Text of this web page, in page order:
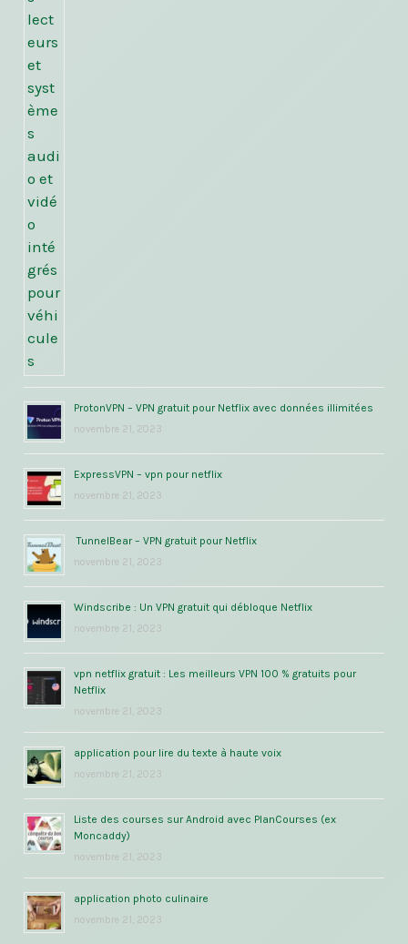
ProtonVPN – VPN gratuit pour Netflix avec données illimitées
novembre 21, 2023
ExpressVPN – vpn pour netflix
novembre 21, 2023
TunnelBear – VPN gratuit pour Netflix
novembre 21, 2023
Windscribe : Un VPN gratuit qui débloque Netflix
novembre 21, 2023
vpn netflix gratuit : Les meilleurs VPN 100 % gratuits pour
Netflix
novembre 21, 2023
application pour lire du texte à haute voix
novembre 21, 2023
Liste des courses sur Android avec PlanCourses (ex
Moncaddy)
novembre 21, 2023
application photo culinaire
novembre 21, 2023